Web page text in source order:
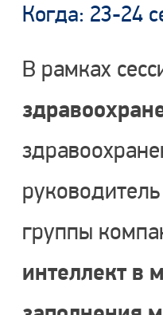
Когда: 23-24
В рамках
группы
интеллект в